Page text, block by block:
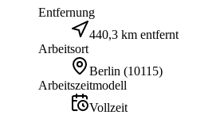
Entfernung
440,3 km entfernt
Arbeitsort
Berlin (10115)
Arbeitszeitmodell
Vollzeit